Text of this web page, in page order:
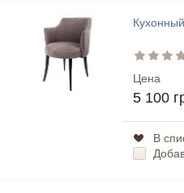
Цена
5 100
В